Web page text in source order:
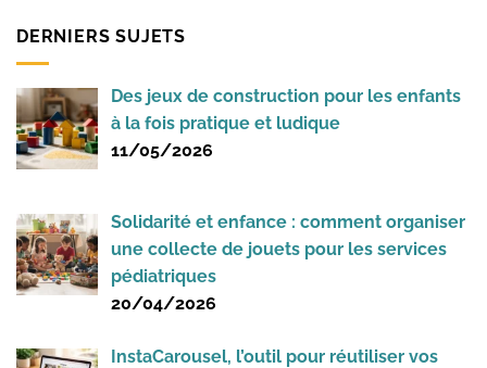
DERNIERS SUJETS
Des jeux de construction pour les enfants
à la fois pratique et ludique
11/05/2026
Solidarité et enfance : comment organiser
une collecte de jouets pour les services
pédiatriques
20/04/2026
InstaCarousel, l’outil pour réutiliser vos